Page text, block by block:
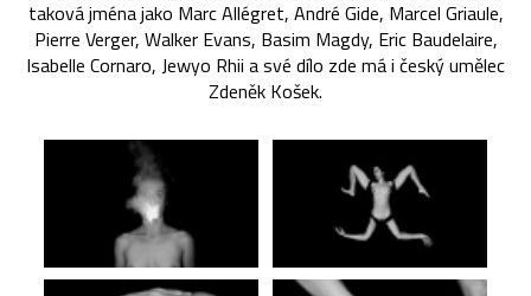
taková jména jako Marc Allégret, André Gide, Marcel Griaule,
Pierre Verger, Walker Evans, Basim Magdy, Eric Baudelaire,
Isabelle Cornaro, Jewyo Rhii a své dílo zde má i český umělec
Zdeněk Košek.